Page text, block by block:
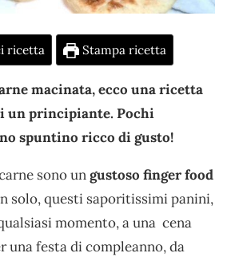
ricetta Stampa ricetta
macinata, ecco una ricetta
un principiante. Pochi
spuntino ricco di gusto!
sono ungustoso finger food
solo, questi saporitissimi panini,
momento, a una cena
una festa di compleanno, da